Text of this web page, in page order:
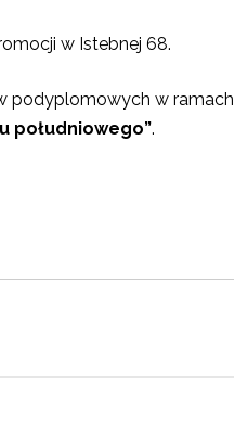
w Istebnej 68.
podyplomowych w ramach
południowego”.